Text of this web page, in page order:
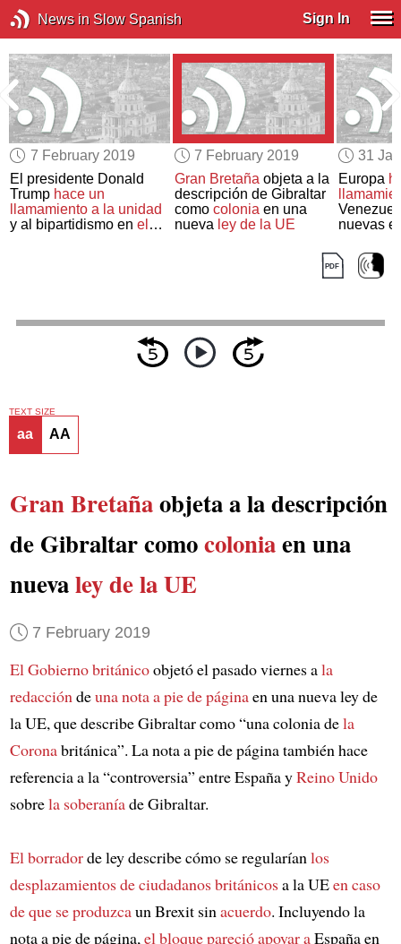
News in Slow Spanish Sign In
7 February 2019
El presidente Donald
Trump hace un
llamamiento a la unidad
y al bipartidismo enel
7 February 2019
Gran Bretañaobjeta a la
descripción de Gibraltar
como coloniaen una
nueva ley de la UE
31
Europa
nuevas
TEXT SIZE
aa AA
Gran Bretañaobjeta a la descripción
de Gibraltar comocoloniaen una
nuevaley de la UE
7 February 2019
El Gobierno británicoobjetó el pasado viernes ala
redaccióndeuna nota a pie de páginaen una nueva ley de
la UE, que describe Gibraltar como “una colonia dela
Coronabritánica”. La nota a pie de página también hace
referencia a la “controversia” entre España yReino Unido
sobrela soberaníade Gibraltar.
El borradorde ley describe cómo se regularíanlos
desplazamientos de ciudadanos británicosa la UEen caso
de que se produzcaun Brexit sinacuerdo. Incluyendo la
nota a pie de página,el bloquepareció apoyar aEspaña en